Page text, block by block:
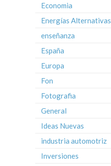
Economia
Energías Alternativas
enseñanza
España
Europa
Fon
Fotografia
General
Ideas Nuevas
industria automotriz
Inversiones